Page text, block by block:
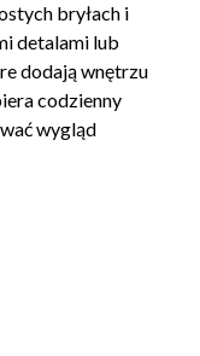
bryłach i
detalami lub
dodają wnętrzu
codzienny
wygląd